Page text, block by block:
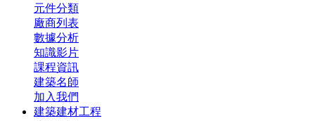
元件分類
廠商列表
數據分析
知識影片
課程資訊
建築名師
加入我們
建築建材工程